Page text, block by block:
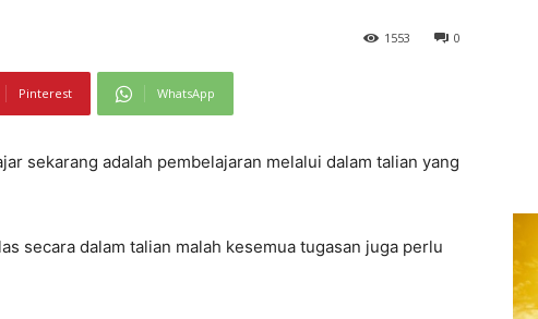
0
1553
Pinterest WhatsApp
sekarang adalah pembelajaran melalui dalam talian yang
secara dalam talian malah kesemua tugasan juga perlu